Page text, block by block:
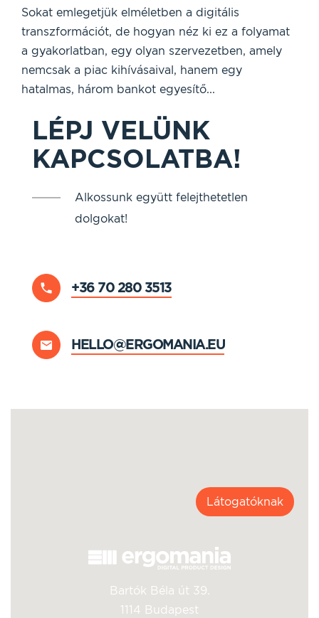
Sokat emlegetjük elméletben a digitális
transzformációt, de hogyan néz ki ez a folyamat
a gyakorlatban, egy olyan szervezetben, amely
nemcsak a piac kihívásaival, hanem egy
hatalmas, három bankot egyesítő...
LÉPJ VELÜNK
KAPCSOLATBA!
Alkossunk együtt felejthetetlen
dolgokat!
+36 70 280 3513
HELLO@ERGOMANIA.EU
Bartók Béla út 39.
1114 Budapest
Látogatóknak